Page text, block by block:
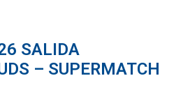
SALIDA
– SUPERMATCH